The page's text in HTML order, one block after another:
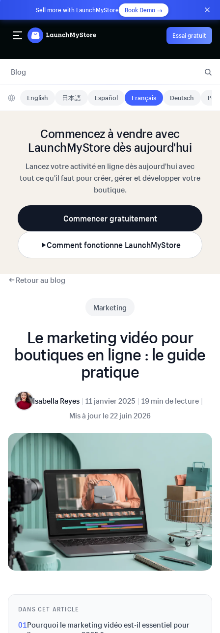
Sell more with LaunchMyStore Book Demo →
Essai gratuit
Blog
English 日本語 Español Français Deutsch
Commencez à vendre avec
LaunchMyStore dès aujourd'hui
Lancez votre activité en ligne dès aujourd'hui avec
tout ce qu'il faut pour créer, gérer et développer votre
boutique.
Commencer gratuitement
Comment fonctionne LaunchMyStore
Retour au blog
Marketing
Le marketing vidéo pour
boutiques en ligne : le guide
pratique
Isabella Reyes | 11 janvier 2025 | 19 min de lecture |
Mis à jour le22 juin 2026
DANS CET ARTICLE
01Pourquoi le marketing vidéo est-il essentiel pour